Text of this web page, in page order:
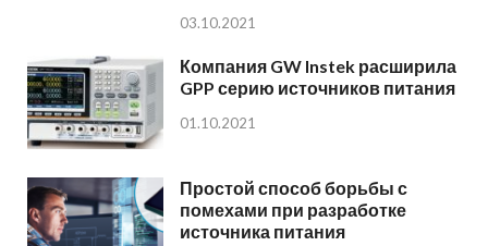
03.10.2021
Компания GW Instek расширила
GPP серию источников питания
01.10.2021
Простой способ борьбы с
помехами при разработке
источника питания